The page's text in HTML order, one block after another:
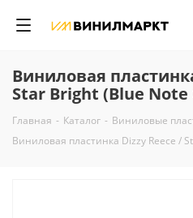
Виниловая
Star Bright (Blue Note
Главная - Каталог - Виниловые
Виниловая пластинка Dizzy Reece /